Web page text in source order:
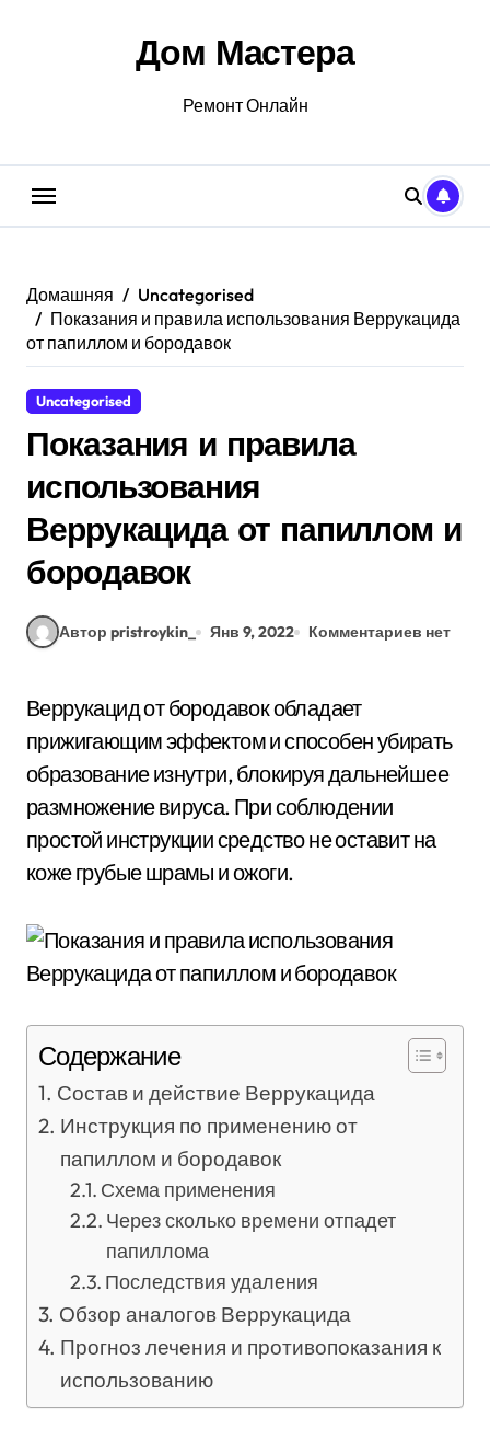
Дом Мастера
Ремонт Онлайн
Домашняя
Uncategorised
Показания и правила использования Веррукацида
от папиллом и бородавок
Uncategorised
Показания и правила
использования
Веррукацида от папиллом и
бородавок
Автор pristroykin_ Янв 9, 2022 Комментариев нет
Веррукацид от бородавок обладает
прижигающим эффектом и способен убирать
образование изнутри, блокируя дальнейшее
размножение вируса. При соблюдении
простой инструкции средство не оставит на
коже грубые шрамы и ожоги.
Содержание
Состав и действие Веррукацида
Инструкция по применению от
папиллом и бородавок
Схема применения
Через сколько времени отпадет
папиллома
Последствия удаления
Обзор аналогов Веррукацида
Прогноз лечения и противопоказания к
использованию